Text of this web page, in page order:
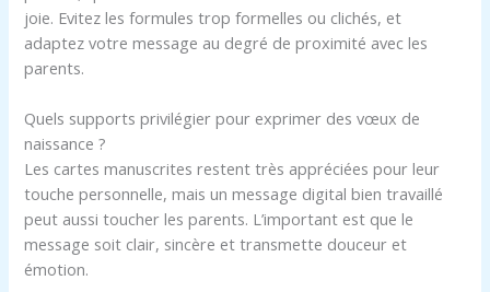
joie. Evitez les formules trop formelles ou clichés, et
adaptez votre message au degré de proximité avec les
parents.
Quels supports privilégier pour exprimer des vœux de
naissance ?
Les cartes manuscrites restent très appréciées pour leur
touche personnelle, mais un message digital bien travaillé
peut aussi toucher les parents. L’important est que le
message soit clair, sincère et transmette douceur et
émotion.